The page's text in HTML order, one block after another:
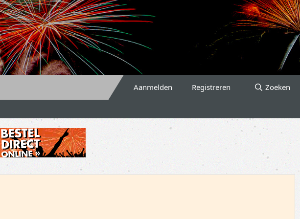
Aanmelden Registreren Zoeken